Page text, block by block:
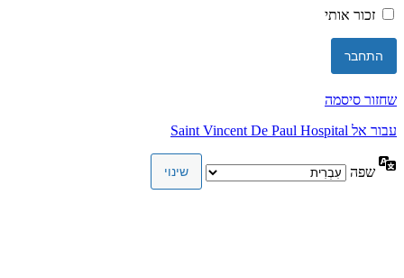
זכור אותי
שחזור סיסמה
עבור אל Saint Vincent De Paul Hospital
שפה